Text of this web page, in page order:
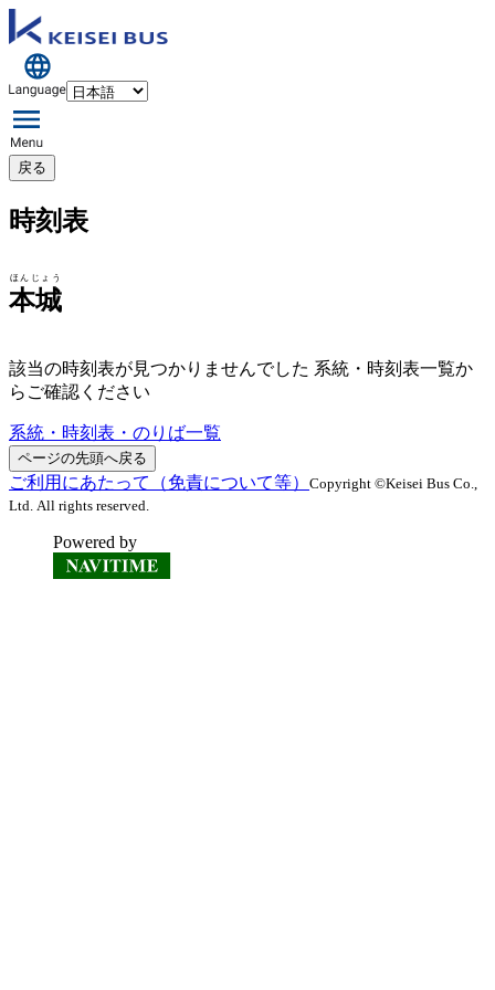
戻る
時刻表
本城
ほんじょう
該当の時刻表が見つかりませんでした 系統・時刻表一覧か
らご確認ください
系統・時刻表・のりば一覧
ページの先頭へ戻る
ご利用にあたって（免責について等） Copyright ©Keisei Bus Co.,
Ltd. All rights reserved.
Powered by